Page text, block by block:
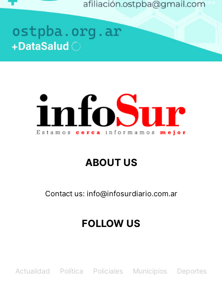
ABOUT US
Contact us: info@infosurdiario.com.ar
FOLLOW US
Actualidad Política Policiales Municipios Deportes